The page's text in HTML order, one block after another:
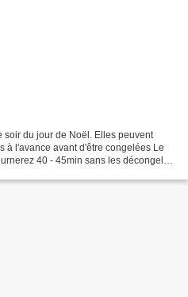
soir du jour de Noël. Elles peuvent
à l'avance avant d'être congelées Le
40 - 45min sans les décongeler.